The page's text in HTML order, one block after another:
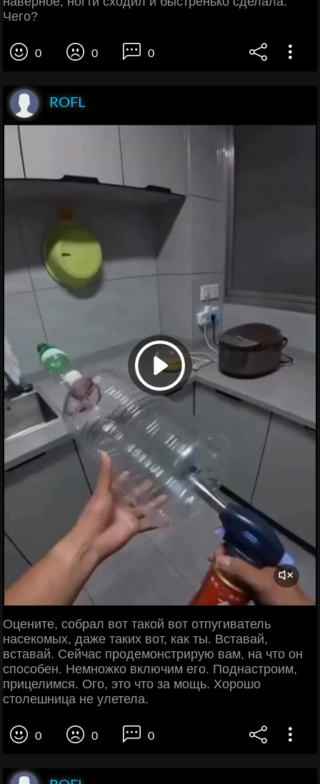
Чего?
0 0 0
ROFL
Оцените, собрал вот такой вот отпугиватель
насекомых, даже таких вот, как ты. Вставай,
вставай. Сейчас продемонстрирую вам, на что он
способен. Немножко включим его. Поднастроим,
прицелимся. Ого, это что за мощь. Хорошо
столешница не улетела.
0 0 0